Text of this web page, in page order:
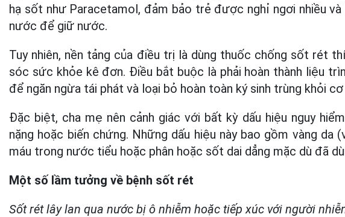
hạ sốt như Paracetamol, đảm bảo trẻ được nghỉ ngơi nhiều và
nước để giữ nước.
Tuy nhiên, nền tảng của điều trị là dùng thuốc chống sốt rét
sóc sức khỏe kê đơn. Điều bắt buộc là phải hoàn thành liệu
để ngăn ngừa tái phát và loại bỏ hoàn toàn ký sinh trùng khỏi
Đặc biệt, cha mẹ nên cảnh giác với bất kỳ dấu hiệu nguy
nặng hoặc biến chứng. Những dấu hiệu này bao gồm vàng da
máu trong nước tiểu hoặc phân hoặc sốt dai dẳng mặc dù đã
Một số lầm tưởng về bệnh sốt rét
Sốt rét lây lan qua nước bị ô nhiễm hoặc tiếp xúc với người